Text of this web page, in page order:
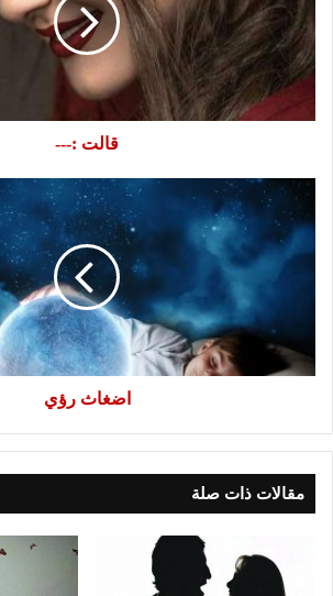
قالت :---
اضغاث
اضغاث رؤي
مقالات ذات صلة